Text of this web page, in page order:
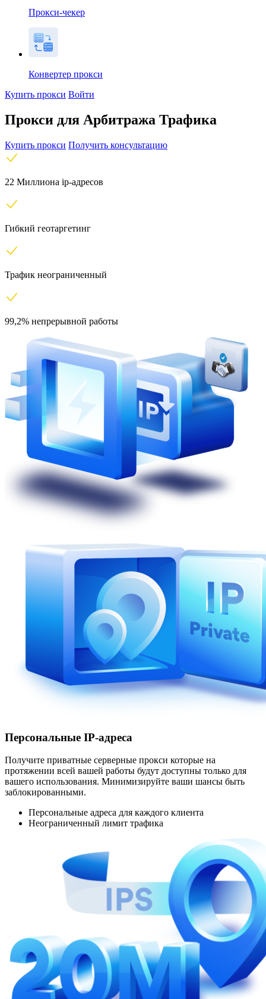
Прокси-чекер
Конвертер прокси
Купить прокси Войти
Прокси для Арбитража Трафика
Купить прокси Получить консультацию
22 Миллиона ip-адресов
Гибкий геотаргетинг
Трафик неограниченный
99,2% непрерывной работы
Персональные IP-адреса
Получите приватные серверные прокси которые на
протяжении всей вашей работы будут доступны только для
вашего использования. Минимизируйте ваши шансы быть
заблокированными.
Персональные адреса для каждого клиента
Неограниченный лимит трафика